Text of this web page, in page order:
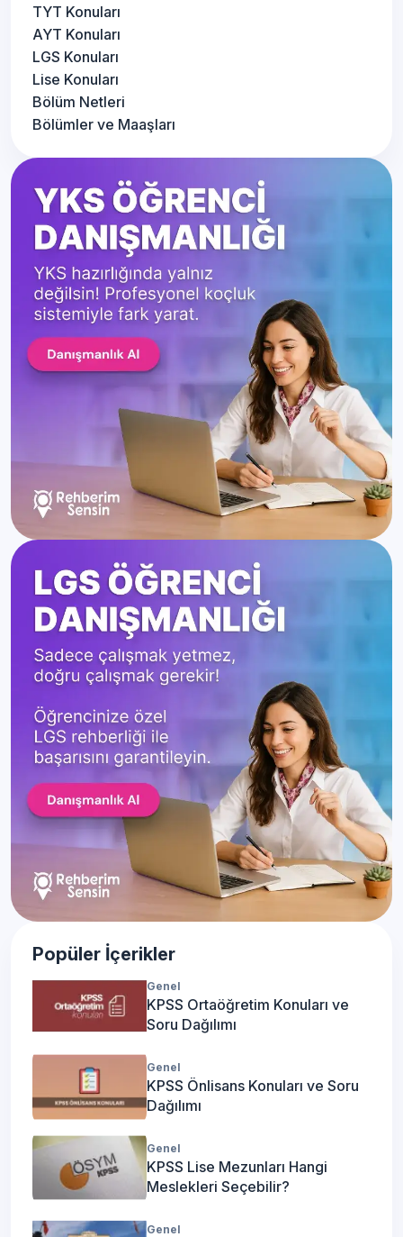
TYT Konuları
AYT Konuları
LGS Konuları
Lise Konuları
Bölüm Netleri
Bölümler ve Maaşları
Popüler İçerikler
Genel
KPSS Ortaöğretim Konuları ve
Soru Dağılımı
Genel
KPSS Önlisans Konuları ve Soru
Dağılımı
Genel
KPSS Lise Mezunları Hangi
Meslekleri Seçebilir?
Genel